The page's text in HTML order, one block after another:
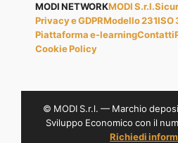
MODI NETWORKMODI S.r.l.
Privacy e GDPRModello 231ISO
Piattaforma e-learningContatti
Cookie Policy
© MODI S.r.l. — Marchio
Sviluppo Economico con il
Richiedi